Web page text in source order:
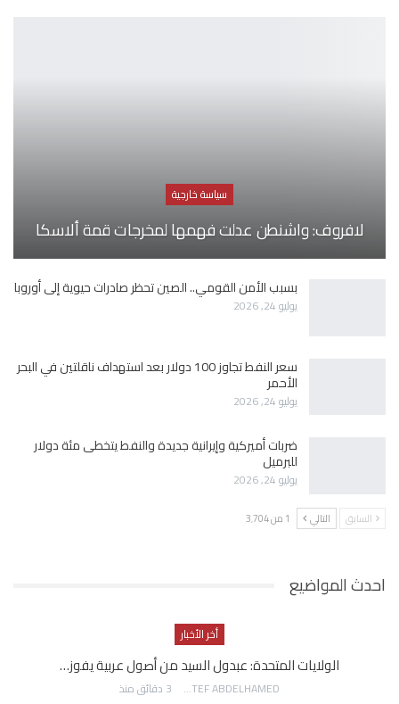
سياسة خارجية
لافروف: واشنطن عدلت فهمها لمخرجات قمة ألاسكا
بسبب الأمن القومي.. الصين تحظر صادرات حيوية إلى أوروبا
يوليو 24, 2026
سعر النفط تجاوز 100 دولار بعد استهداف ناقلتين في البحر
الأحمر
يوليو 24, 2026
ضربات أميركية وإيرانية جديدة والنفط يتخطى مئة دولار
للبرميل
يوليو 24, 2026
السابق التالي 1 من 3٬704
احدث المواضيع
أخر الأخبار
الولايات المتحدة: عبدول السيد من أصول عربية يفوز…
AWATEF ABDELHAMED 3 دقائق منذ